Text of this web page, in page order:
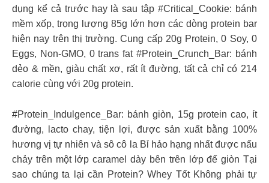
dụng kể cả trước hay là sau tập #Critical_Cookie: bánh
mềm xốp, trọng lượng 85g lớn hơn các dòng protein bar
hiện nay trên thị trường. Cung cấp 20g Protein, 0 Soy, 0
Eggs, Non-GMO, 0 trans fat #Protein_Crunch_Bar: bánh
dẻo & mền, giàu chất xơ, rất ít đường, tất cả chỉ có 214
calorie cùng với 20g protein.
#Protein_Indulgence_Bar: bánh giòn, 15g protein cao, ít
đường, lacto chay, tiện lợi, được sản xuất bằng 100%
hương vị tự nhiên và sô cô la Bỉ hảo hạng nhất được nấu
chảy trên một lớp caramel dày bên trên lớp đế giòn Tại
sao chúng ta lại cần Protein? Whey Tốt Không phải tự